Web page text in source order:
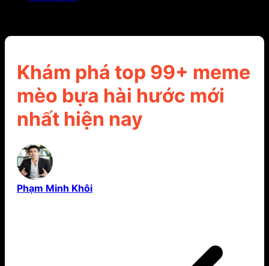
Khám phá top 99+ meme
mèo bựa hài hước mới
nhất hiện nay
Phạm Minh Khôi